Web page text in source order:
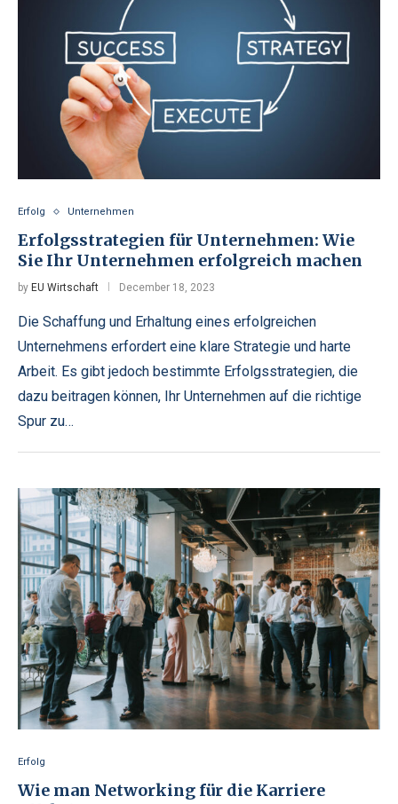
Erfolg Unternehmen
Erfolgsstrategien für Unternehmen: Wie
Sie Ihr Unternehmen erfolgreich machen
by EU Wirtschaft December 18, 2023
Die Schaffung und Erhaltung eines erfolgreichen
Unternehmens erfordert eine klare Strategie und harte
Arbeit. Es gibt jedoch bestimmte Erfolgsstrategien, die
dazu beitragen können, Ihr Unternehmen auf die richtige
Spur zu…
Erfolg
Wie man Networking für die Karriere